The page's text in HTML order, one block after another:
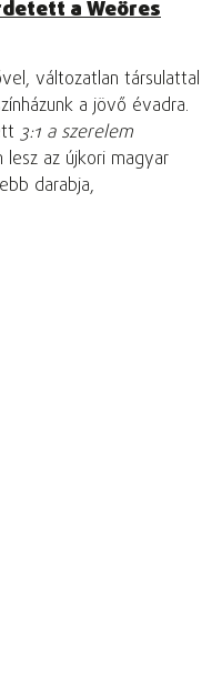
a Weöres
változatlan társulattal
a jövő évadra.
3:1 a szerelem
az újkori magyar
darabja,